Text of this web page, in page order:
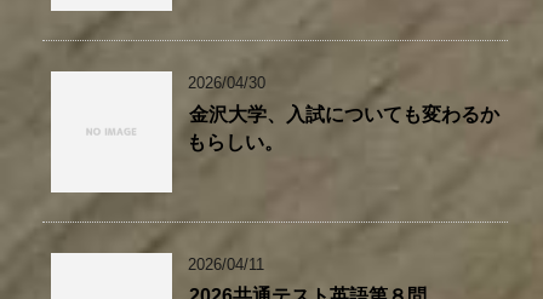
2026/04/30
金沢大学、入試についても変わるか
もらしい。
2026/04/11